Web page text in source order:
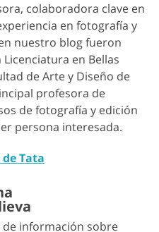
colaboradora clave en
en fotografía y
nuestro blog fueron
en Bellas
de Arte y Diseño de
profesora de
de fotografía y edición
persona interesada.
Tata
de información sobre